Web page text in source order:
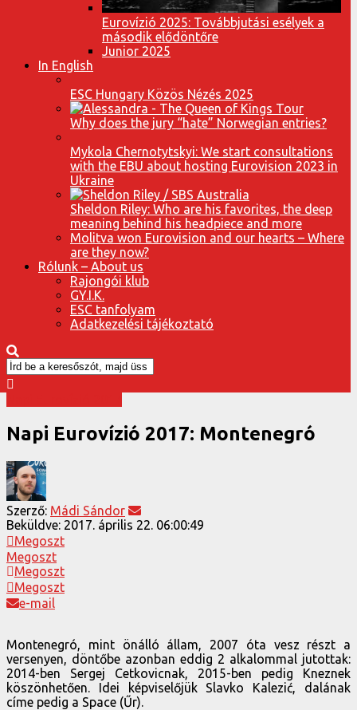
Eurovízió 2025: Továbbjutási esélyek a
második elődöntőre
Junior 2025
In English
ESC Hungary Közös Nézés 2025
Why does the jury “hate” Norwegian entries?
Mykola Chernotytskyi: We start consultations
with the EBU about hosting Eurovision 2023 in
Ukraine
Sheldon Riley: Who are his favorites, the deep
meaning behind his headpiece and more
Molitva won Eurovision and our hearts – Where
are they now?
Rólunk – About us
Rajongói klub
GY.I.K.
ESC tanfolyam
Adatkezelési tájékoztató
Napi Eurovízió 2017: Montenegró
Szerző: Mádi Sándor
Beküldve: 2017. április 22. 06:00:49
Megoszt
Megoszt
Megoszt
Megoszt
e-mail
Montenegró, mint önálló állam, 2007 óta vesz részt a
versenyen, döntőbe azonban eddig 2 alkalommal jutottak:
2014-ben Sergej Cetkovicnak, 2015-ben pedig Kneznek
köszönhetően. Idei képviselőjük Slavko Kalezić, dalának
címe pedig a Space (Űr).